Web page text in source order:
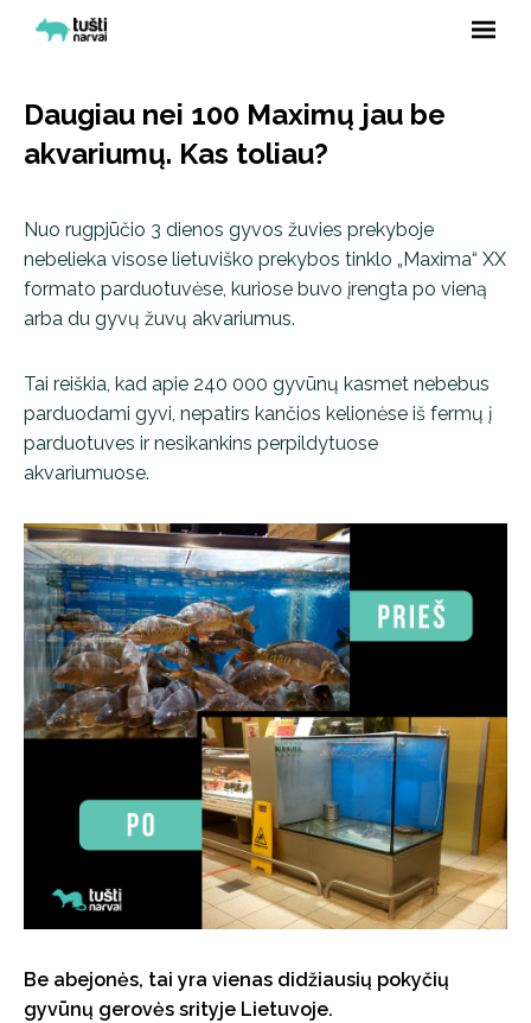
Daugiau nei 100 Maximų jau be
akvariumų. Kas toliau?
Nuo rugpjūčio 3 dienos gyvos žuvies prekyboje
nebelieka visose lietuviško prekybos tinklo „Maxima“ XX
formato parduotuvėse, kuriose buvo įrengta po vieną
arba du gyvų žuvų akvariumus.
Tai reiškia, kad apie 240 000 gyvūnų kasmet nebebus
parduodami gyvi, nepatirs kančios kelionėse iš fermų į
parduotuves ir nesikankins perpildytuose
akvariumuose.
Be abejonės, tai yra vienas didžiausių pokyčių
gyvūnų gerovės srityje Lietuvoje.